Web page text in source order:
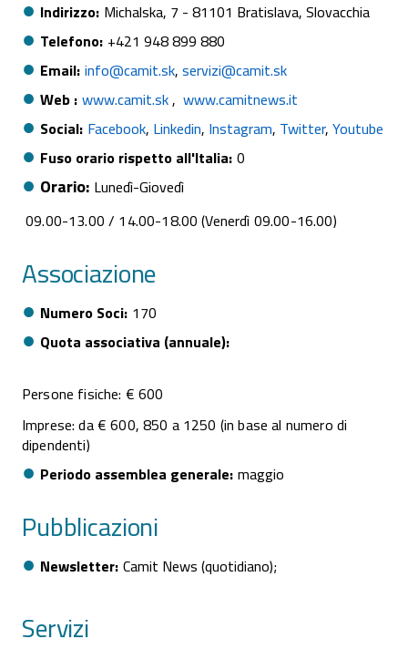
Indirizzo Michalska, 7 - 81101 Bratislava, Slovacchia
Telefono +421 948 899 880
Email info@camit.sk servizi@camit.sk
Web www.camit.sk
www.camitnews.it
Social Facebook Linkedin Instagram Twitter Youtube
Fuso orario rispetto all'Italia 0
Orario Lunedì Giovedì
09.00-13.00 / 14.00-18.00 (Venerdì 09.00-16.00)
Associazione
Numero Soci 170
Quota associativa (annuale)
Persone fisiche: € 600
Imprese: da € 600, 850 a 1250 (in base al numero di
dipendenti)
Periodo assemblea generale maggio
Pubblicazioni
Newsletter Camit News (quotidiano);
Servizi